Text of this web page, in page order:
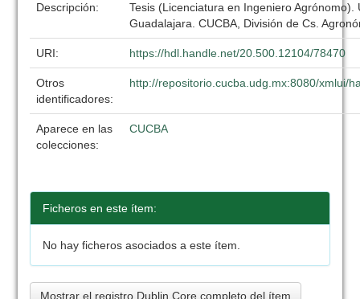
Descripción:
Tesis (Licenciatura en Ingeniero Agrónomo).
Guadalajara. CUCBA, División de Cs.
URI: https://hdl.handle.net/20.500.12104/78470
Otros
identificadores:
http://repositorio.cucba.udg.mx:8080/xmlui/
Aparece en las
colecciones:
CUCBA
Ficheros en este ítem:
No hay ficheros asociados a este ítem.
Mostrar el registro Dublin Core completo del ítem